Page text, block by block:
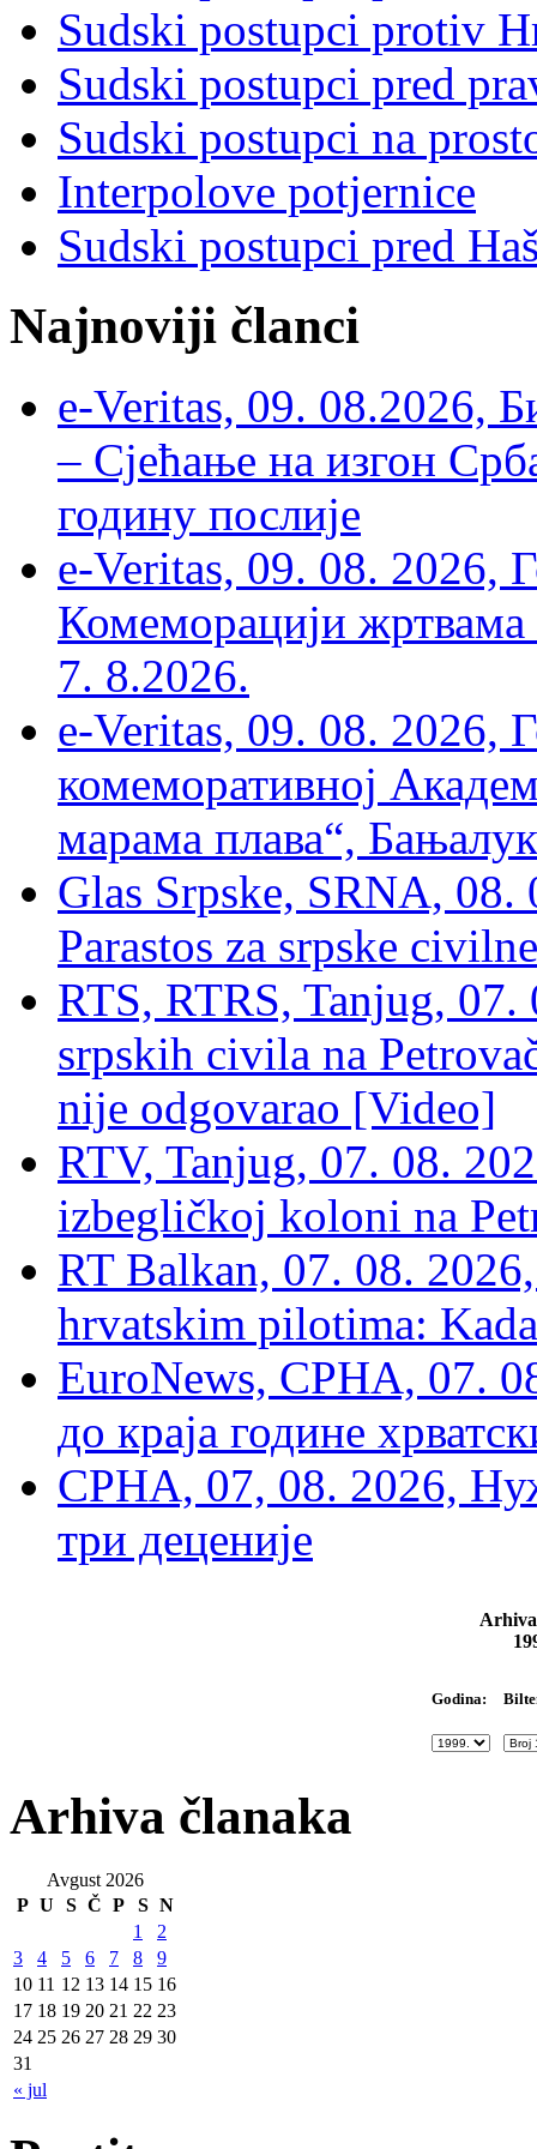
Sudski postupci protiv
Sudski postupci pred
Sudski postupci na
Interpolove potjernice
Sudski postupci pred
Najnoviji članci
e-Veritas, 09. 08.2026,
– Сјећање на изгон
годину послије
e-Veritas, 09. 08. 2026,
Комеморацији жртвама
7. 8.2026.
e-Veritas, 09. 08. 2026,
комеморативној
марама плава“,
Glas Srpske, SRNA,
Parastos za srpske
RTS, RTRS, Tanjug,
srpskih civila na
nije odgovarao [Video]
RTV, Tanjug, 07. 08.
izbegličkoj koloni na
RT Balkan, 07. 08.
hrvatskim pilotima:
EuroNews, СРНА, 07.
до краја године
СРНА, 07, 08. 2026,
три деценије
Godina:
Arhiva članaka
Avgust 2026
P U S Č P S N
« jul
1
2
3
4 5 6 7 8
9
10 11 12 13 14 15 16
17 18 19 20 21 22 23
24 25 26 27 28 29 30
31